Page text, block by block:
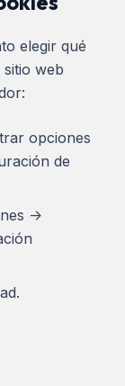
elegir qué
web
opciones
de
->